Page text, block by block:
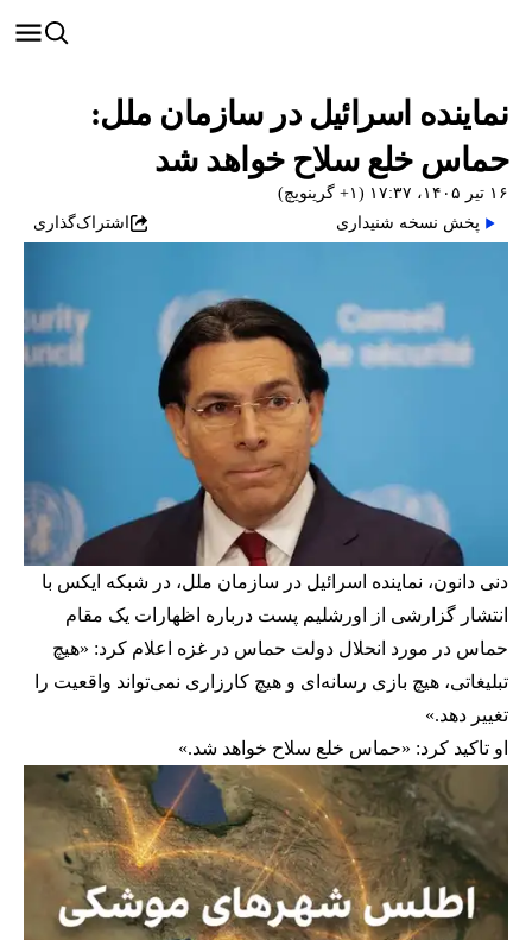
نماینده اسرائیل در سازمان ملل:
حماس خلع سلاح خواهد شد
۱۶ تیر ۱۴۰۵، ۱۷:۳۷ (‎+۱ گرینویچ)
پخش نسخه شنیداری
اشتراک‌گذاری
دنی دانون، نماینده اسرائیل در سازمان ملل، در شبکه ایکس با
انتشار گزارشی از اورشلیم پست درباره اظهارات یک مقام
حماس در مورد انحلال دولت حماس در غزه اعلام کرد: «هیچ
تبلیغاتی، هیچ بازی رسانه‌ای و هیچ کارزاری نمی‌تواند واقعیت را
تغییر دهد.»
او تاکید کرد: «حماس خلع سلاح خواهد شد.»